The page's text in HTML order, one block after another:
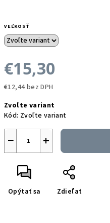
VEĽKOSŤ
€15,30
€12,44 bez DPH
cena:
Zvoľte variant
Kód: Zvoľte variant
+
−
Opýtať sa Zdieľať